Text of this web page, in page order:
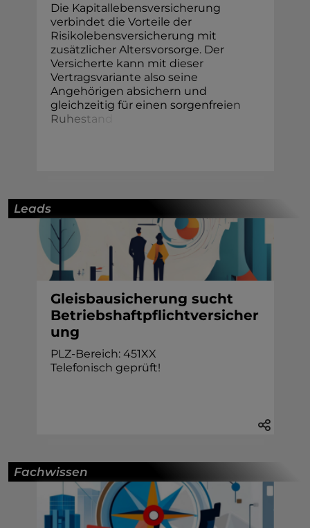
Die Kapitallebensversicherung
verbindet die Vorteile der
Risikolebensversicherung mit
zusätzlicher Altersvorsorge. Der
Versicherte kann mit dieser
Vertragsvariante also seine
Angehörigen absichern und
gleichzeitig für einen sorgenfreien
Ruhestan
Leads
Gleisbausicherung sucht
Betriebshaftpflichtversicher
ung
PLZ-Bereich: 451XX
Telefonisch geprüft!
Fachwissen